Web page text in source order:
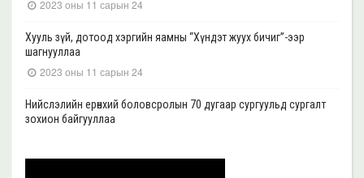
2023 оны 11 сарын 24
Хууль зүй, дотоод хэргийн яамны “Хүндэт жуух бичиг”-ээр
шагнууллаа
2023 оны 11 сарын 24
Нийслэлийн ерөнхий боловсролын 70 дугаар сургуульд сургалт
зохион байгууллаа